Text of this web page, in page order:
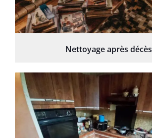
Nettoyage après décès